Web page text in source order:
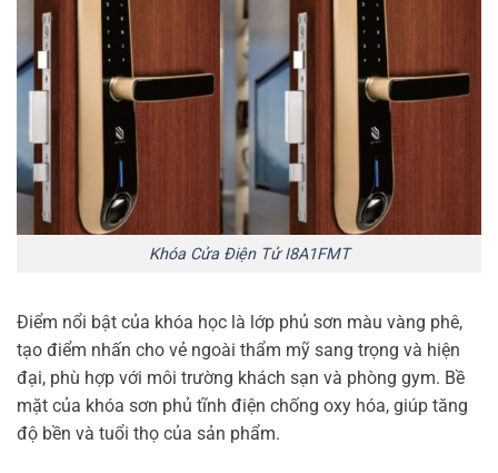
Khóa Cửa Điện Tử I8A1FMT
Điểm nổi bật của khóa học là lớp phủ sơn màu vàng phê,
tạo điểm nhấn cho vẻ ngoài thẩm mỹ sang trọng và hiện
đại, phù hợp với môi trường khách sạn và phòng gym. Bề
mặt của khóa sơn phủ tĩnh điện chống oxy hóa, giúp tăng
độ bền và tuổi thọ của sản phẩm.